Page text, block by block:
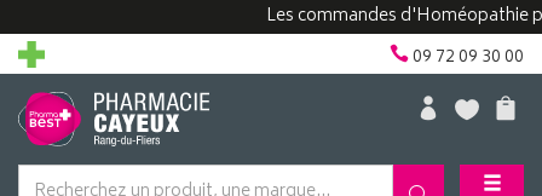
Les commandes d'Homéopathie
09 72 09 30 00